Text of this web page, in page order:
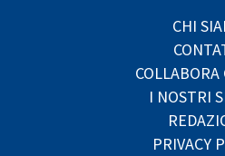
CHI
COLLABORA
I NOSTRI
PRIVACY